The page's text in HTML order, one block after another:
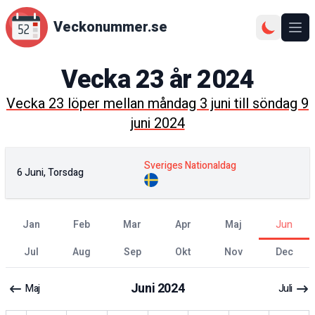
Veckonummer.se
Vecka23år2024
Vecka23löper mellanmåndag 3 junitillsöndag 9
juni 2024
6 Juni, Torsdag Sveriges Nationaldag
jan feb mar apr maj
jun
jul
aug sep okt nov dec
Maj Juni2024 Juli